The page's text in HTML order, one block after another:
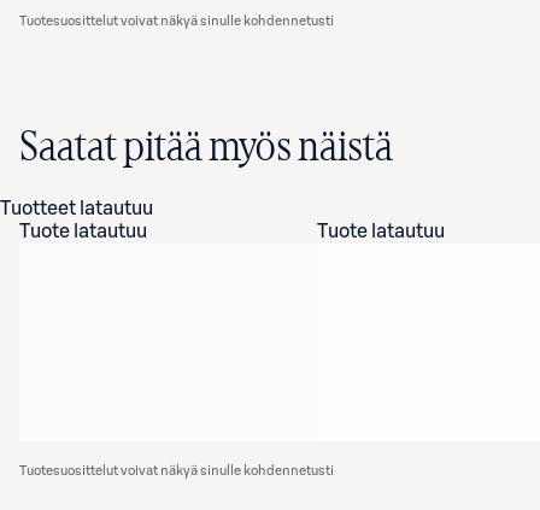
Tuotesuosittelut voivat näkyä sinulle kohdennetusti
Saatat pitää myös näistä
Tuotteet latautuu
Tuote latautuu
Tuote latautuu
Tuotesuosittelut voivat näkyä sinulle kohdennetusti